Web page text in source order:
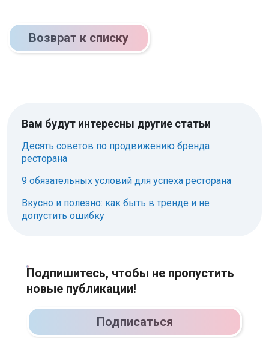
Возврат к списку
Вам будут интересны другие статьи
Десять советов по продвижению бренда
ресторана
9 обязательных условий для успеха ресторана
Вкусно и полезно: как быть в тренде и не
допустить ошибку
Подпишитесь, чтобы не пропустить
новые публикации!
Подписаться